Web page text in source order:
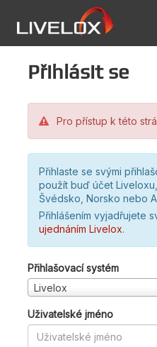
Přihlásit se
Pro přístup k této
Přihlaste se svými
použít buď účet
Švédsko, Norsko nebo
Přihlášením vyjadřujete
ujednáním Livelox.
Přihlašovací systém
Livelox
Uživatelské jméno